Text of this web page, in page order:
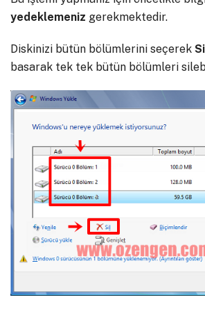
yedeklemeniz gerekmektedir.
Diskinizi bütün bölümlerini seçerek
basarak tek tek bütün bölümleri